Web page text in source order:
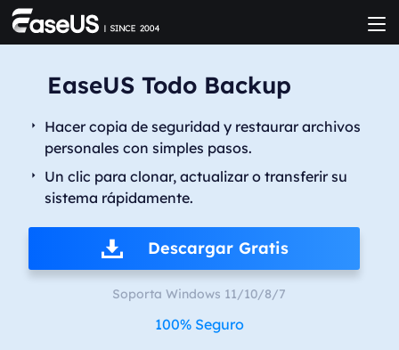
EaseUS Todo Backup
Hacer copia de seguridad y restaurar archivos
personales con simples pasos.
Un clic para clonar, actualizar o transferir su
sistema rápidamente.
Descargar Gratis
Soporta Windows 11/10/8/7
100% Seguro